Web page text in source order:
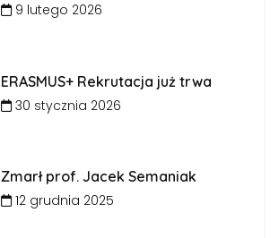
9 lutego 2026
ERASMUS+ Rekrutacja już trwa
30 stycznia 2026
Zmarł prof. Jacek Semaniak
12 grudnia 2025